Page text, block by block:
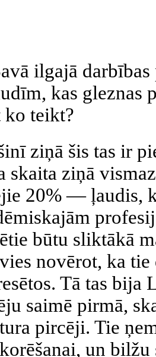
ilgajā darbības
kas gleznas
ko teikt?
ziņā šis tas ir
skaita ziņā
20% — ļaudis,
būtu sliktākā
novērot, ka
Tā tas bija
saimē pirmā,
pircēji. Tie
un